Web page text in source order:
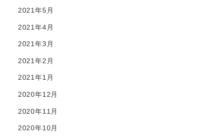
2021年5月
2021年4月
2021年3月
2021年2月
2021年1月
2020年12月
2020年11月
2020年10月